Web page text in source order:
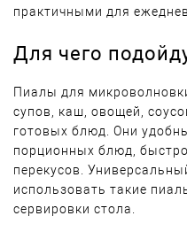
практичными для
Для чего
Пиалы для
супов, каш, овощей,
готовых блюд. Они
порционных блюд,
перекусов.
использовать такие
сервировки стола.